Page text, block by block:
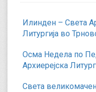
Илинден – Света
Литургија во
Осма Недела по
Архиерејска
Света